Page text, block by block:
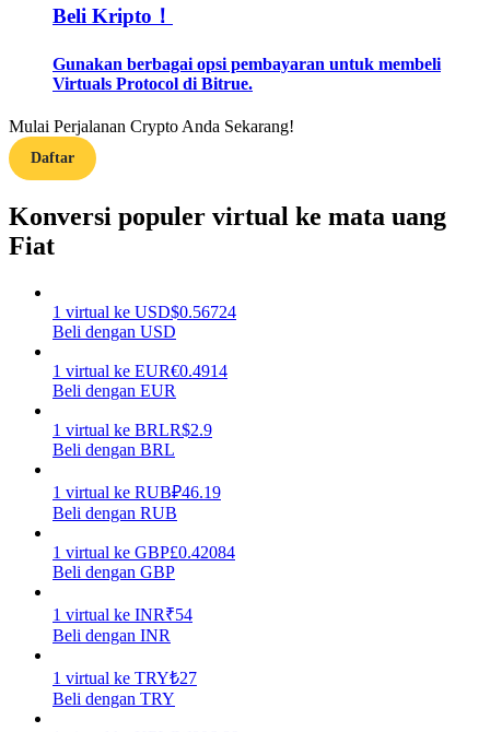
Strategi perdagangan
Pelajari cara untuk tetap menghasilkan keuntungan
Menghasilkan
Dapatkan imbalan kompetitif setiap hari
Beli Kripto！
Gunakan berbagai opsi pembayaran untuk membeli
Virtuals Protocol di Bitrue.
Mulai Perjalanan Crypto Anda Sekarang!
Daftar
Konversi populer virtual ke mata uang
Fiat
1 virtual ke USD$0.56724
Beli dengan USD
1 virtual ke EUR€0.4914
Beli dengan EUR
1 virtual ke BRLR$2.9
Beli dengan BRL
1 virtual ke RUB₽46.19
Beli dengan RUB
1 virtual ke GBP£0.42084
Beli dengan GBP
1 virtual ke INR₹54
Beli dengan INR
1 virtual ke TRY₺27
Beli dengan TRY